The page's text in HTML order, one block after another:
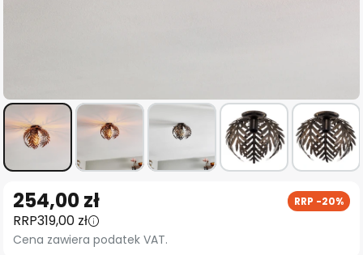
na
początek
galerii
254,00 zł RRP -20%
RRP319,00 zł
Cena zawiera podatek VAT.